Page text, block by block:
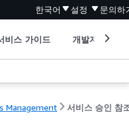
한국어 설정 문의하
비스 가이드 개발자 도구
Management 서비스 승인 참